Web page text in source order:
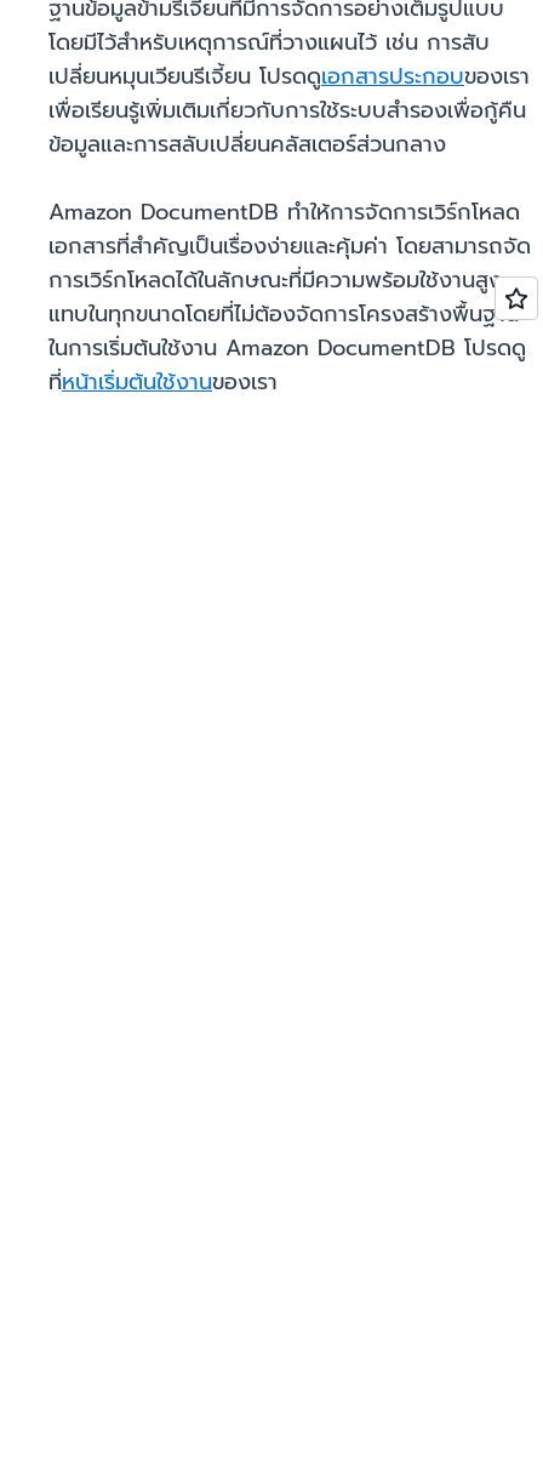
ฐานข้อมูลข้ามรีเจี้ยนที่มีการจัดการอย่างเต็มรูปแบบ
โดยมีไว้สำหรับเหตุการณ์ที่วางแผนไว้ เช่น การสับ
เปลี่ยนหมุนเวียนรีเจี้ยน โปรดดูเอกสารประกอบของเรา
เพื่อเรียนรู้เพิ่มเติมเกี่ยวกับการใช้ระบบสำรองเพื่อกู้คืน
ข้อมูลและการสลับเปลี่ยนคลัสเตอร์ส่วนกลาง
Amazon DocumentDB ทำให้การจัดการเวิร์กโหลด
เอกสารที่สำคัญเป็นเรื่องง่ายและคุ้มค่า โดยสามารถจัด
การเวิร์กโหลดได้ในลักษณะที่มีความพร้อมใช้งานสูง
แทบในทุกขนาดโดยที่ไม่ต้องจัดการโครงสร้างพื้นฐาน
ในการเริ่มต้นใช้งาน Amazon DocumentDB โปรดดู
ที่หน้าเริ่มต้นใช้งานของเรา